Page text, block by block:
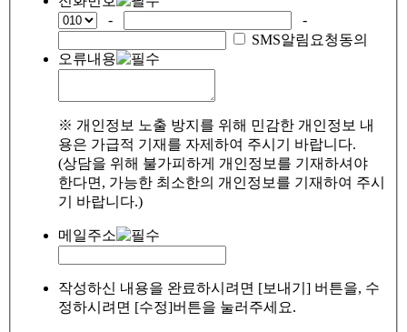
-
-
SMS알림요청동의
오류내용
※ 개인정보 노출 방지를 위해 민감한 개인정보 내
용은 가급적 기재를 자제하여 주시기 바랍니다.
(상담을 위해 불가피하게 개인정보를 기재하셔야
한다면, 가능한 최소한의 개인정보를 기재하여 주시
기 바랍니다.)
메일주소
작성하신 내용을 완료하시려면 [보내기] 버튼을, 수
정하시려면 [수정]버튼을 눌러주세요.